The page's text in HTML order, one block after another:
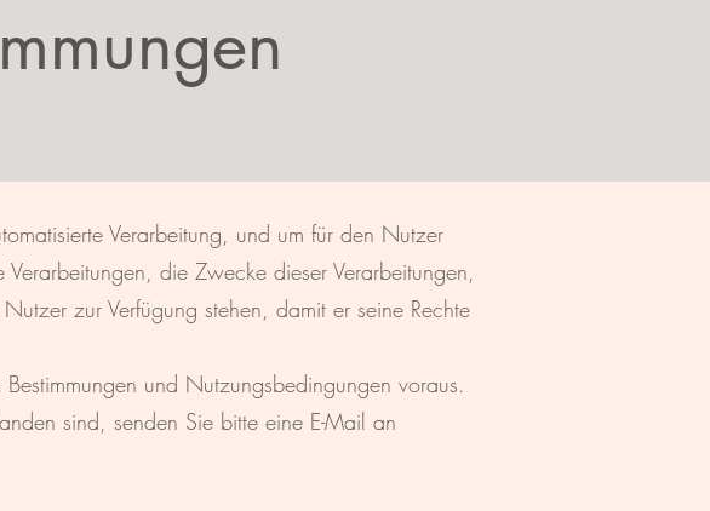
Verarbeitung, und um für den Nutzer
die Zwecke dieser Verarbeitungen,
zur Verfügung stehen, damit er seine Rechte
und Nutzungsbedingungen voraus.
sind, senden Sie bitte eine E-Mail an